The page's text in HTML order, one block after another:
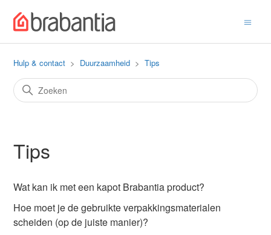
Hulp & contact Duurzaamheid Tips
Tips
Wat kan ik met een kapot Brabantia product?
Hoe moet je de gebruikte verpakkingsmaterialen
scheiden (op de juiste manier)?